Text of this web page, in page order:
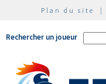
Plan du site |
Rechercher un joueur